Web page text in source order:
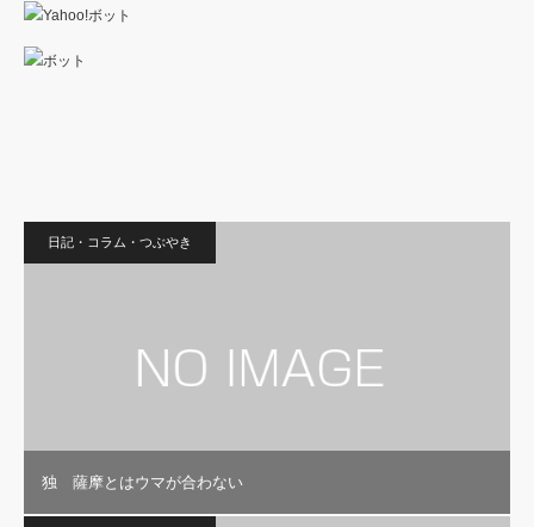
日記・コラム・つぶやき
独 薩摩とはウマが合わない